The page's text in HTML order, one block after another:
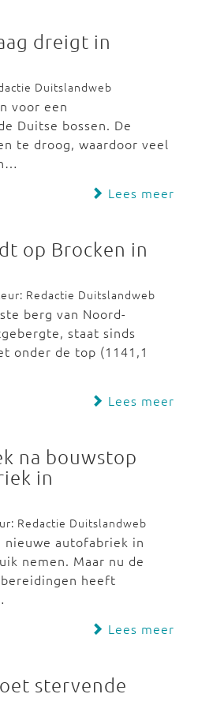
dreigt in
Duitslandweb
voor een
Duitse bossen. De
te droog, waardoor veel
Lees meer
op Brocken in
Redactie Duitslandweb
berg van Noord-
staat sinds
onder de top (1141,1
Lees meer
na bouwstop
in
Redactie Duitslandweb
nieuwe autofabriek in
nemen. Maar nu de
heeft
Lees meer
stervende